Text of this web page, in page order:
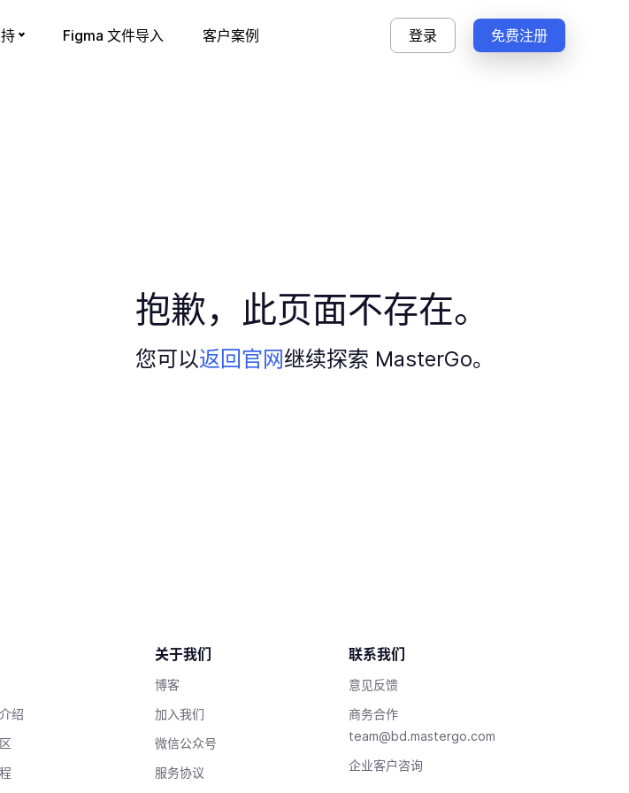
Figma 文件导入 客户案例 登录 免费注册
抱歉，此页面不存在。
您可以返回官网继续探索 MasterGo。
绍
关于我们
博客
加入我们
微信公众号
服务协议
联系我们
意见反馈
商务合作
team@bd.mastergo.com
企业客户咨询